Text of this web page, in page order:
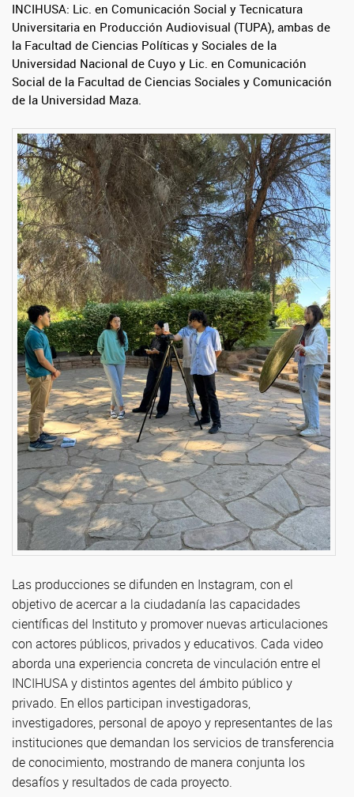
INCIHUSA: Lic. en Comunicación Social y Tecnicatura
Universitaria en Producción Audiovisual (TUPA), ambas de
la Facultad de Ciencias Políticas y Sociales de la
Universidad Nacional de Cuyo y Lic. en Comunicación
Social de la Facultad de Ciencias Sociales y Comunicación
de la Universidad Maza.
Las producciones se difunden en Instagram, con el
objetivo de acercar a la ciudadanía las capacidades
científicas del Instituto y promover nuevas articulaciones
con actores públicos, privados y educativos. Cada video
aborda una experiencia concreta de vinculación entre el
INCIHUSA y distintos agentes del ámbito público y
privado. En ellos participan investigadoras,
investigadores, personal de apoyo y representantes de las
instituciones que demandan los servicios de transferencia
de conocimiento, mostrando de manera conjunta los
desafíos y resultados de cada proyecto.